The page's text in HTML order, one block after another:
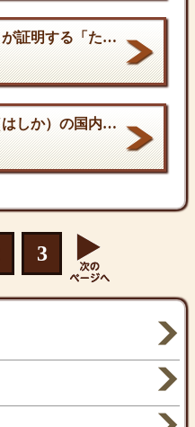
【命を削る煙】データが証明する「たばこ関連死」の真実
【2026年最新】麻疹（はしか）の国内流行状況と対策
3